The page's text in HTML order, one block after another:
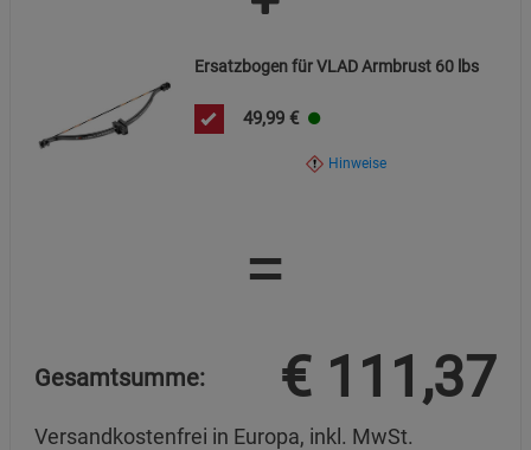
Ersatzbogen für VLAD Armbrust 60 lbs
49,99 €
Hinweise
=
Gesamtsumme: € 111,37
Versandkostenfrei in Europa, inkl. MwSt.